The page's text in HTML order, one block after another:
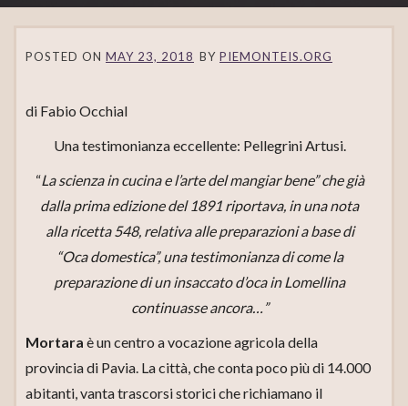
POSTED ON MAY 23, 2018 BY PIEMONTEIS.ORG
di Fabio Occhial
Una testimonianza eccellente: Pellegrini Artusi.
“La scienza in cucina e l’arte del mangiar bene” che già
dalla prima edizione del 1891 riportava, in una nota
alla ricetta 548, relativa alle preparazioni a base di
“Oca domestica”, una testimonianza di come la
preparazione di un insaccato d’oca in Lomellina
continuasse ancora…”
Mortara è un centro a vocazione agricola della
provincia di Pavia. La città, che conta poco più di 14.000
abitanti, vanta trascorsi storici che richiamano il